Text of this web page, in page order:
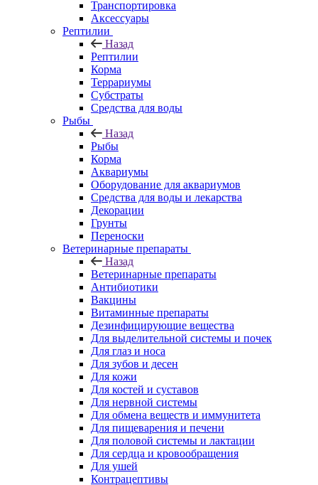
Транспортировка
Аксессуары
Рептилии
Назад
Рептилии
Корма
Террариумы
Субстраты
Средства для воды
Рыбы
Назад
Рыбы
Корма
Аквариумы
Оборудование для аквариумов
Средства для воды и лекарства
Декорации
Грунты
Переноски
Ветеринарные препараты
Назад
Ветеринарные препараты
Антибиотики
Вакцины
Витаминные препараты
Дезинфицирующие вещества
Для выделительной системы и почек
Для глаз и носа
Для зубов и десен
Для кожи
Для костей и суставов
Для нервной системы
Для обмена веществ и иммунитета
Для пищеварения и печени
Для половой системы и лактации
Для сердца и кровообращения
Для ушей
Контрацептивы